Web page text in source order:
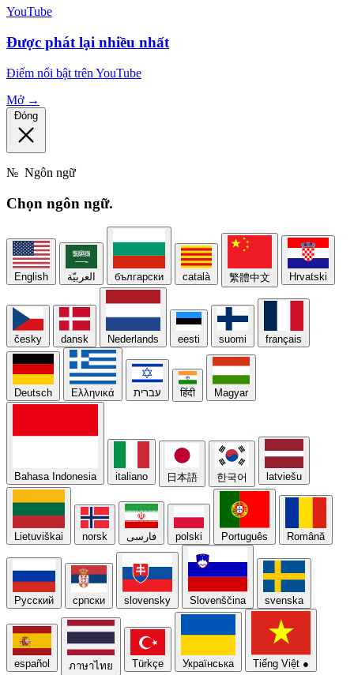
YouTube
Được phát lại nhiều nhất
Điểm nổi bật trên YouTube
Mở →
Đóng
№ Ngôn ngữ
Chọn ngôn ngữ.
English العربيّة български català 繁體中文 Hrvatski
česky dansk Nederlands eesti suomi français
Deutsch Ελληνικά עברית हिंदी Magyar
Bahasa Indonesia italiano 日本語 한국어 latviešu
Lietuviškai norsk فارسی polski Português Română
Русский српски slovensky Slovenščina svenska
español ภาษาไทย Türkçe Українська Tiếng Việt ●